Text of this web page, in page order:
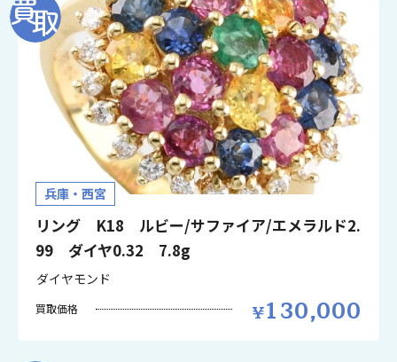
兵庫・西宮
リング K18 ルビー/サファイア/エメラルド2.
99 ダイヤ0.32 7.8g
ダイヤモンド
買取価格 130,000